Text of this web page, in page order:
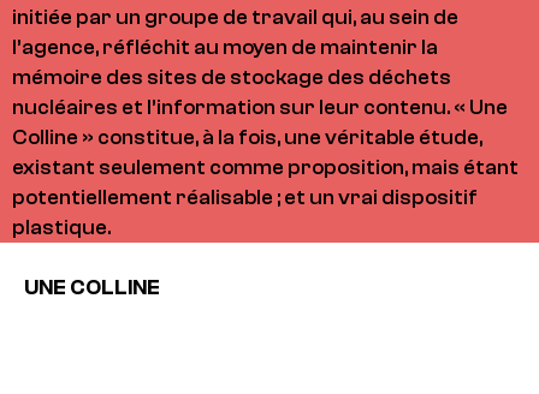
initiée par un groupe de travail qui, au sein de
l’agence, réfléchit au moyen de maintenir la
mémoire des sites de stockage des déchets
nucléaires et l’information sur leur contenu. « Une
Colline » constitue, à la fois, une véritable étude,
existant seulement comme proposition, mais étant
potentiellement réalisable ; et un vrai dispositif
plastique.
UNE COLLINE